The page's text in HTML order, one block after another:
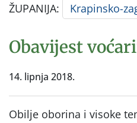
ŽUPANIJA: Krapinsko-
Obavijest
14. lipnja 2018.
Obilje oborina i visoke